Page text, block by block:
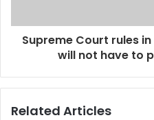
Supreme Court rules in
will not have to
Related Articles